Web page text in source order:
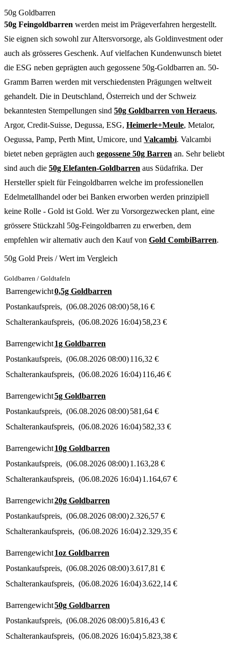
50g Goldbarren
50g Feingoldbarren werden meist im Prägeverfahren hergestellt.
Sie eignen sich sowohl zur Altersvorsorge, als Goldinvestment oder
auch als grösseres Geschenk. Auf vielfachen Kundenwunsch bietet
die ESG neben geprägten auch gegossene 50g-Goldbarren an. 50-
Gramm Barren werden mit verschiedensten Prägungen weltweit
gehandelt. Die in Deutschland, Österreich und der Schweiz
bekanntesten Stempellungen sind 50g Goldbarren von Heraeus,
Argor, Credit-Suisse, Degussa, ESG, Heimerle+Meule, Metalor,
Oegussa, Pamp, Perth Mint, Umicore, und Valcambi. Valcambi
bietet neben geprägten auch gegossene 50g Barren an. Sehr beliebt
sind auch die 50g Elefanten-Goldbarren aus Südafrika. Der
Hersteller spielt für Feingoldbarren welche im professionellen
Edelmetallhandel oder bei Banken erworben werden prinzipiell
keine Rolle - Gold ist Gold. Wer zu Vorsorgezwecken plant, eine
grössere Stückzahl 50g-Feingoldbarren zu erwerben, dem
empfehlen wir alternativ auch den Kauf von Gold CombiBarren.
50g Gold Preis / Wert im Vergleich
Goldbarren / Goldtafeln
Barrengewicht0,5g Goldbarren
Postankaufspreis
(06.08.2026 08:00)58,16 €
Schalterankaufspreis
(06.08.2026 16:04)58,23 €
Barrengewicht1g Goldbarren
Postankaufspreis
(06.08.2026 08:00)116,32 €
Schalterankaufspreis
(06.08.2026 16:04)116,46 €
Barrengewicht5g Goldbarren
Postankaufspreis
(06.08.2026 08:00)581,64 €
Schalterankaufspreis
(06.08.2026 16:04)582,33 €
Barrengewicht10g Goldbarren
Postankaufspreis
(06.08.2026 08:00)1.163,28 €
Schalterankaufspreis
(06.08.2026 16:04)1.164,67 €
Barrengewicht20g Goldbarren
Postankaufspreis
(06.08.2026 08:00)2.326,57 €
Schalterankaufspreis
(06.08.2026 16:04)2.329,35 €
Barrengewicht1oz Goldbarren
Postankaufspreis
(06.08.2026 08:00)3.617,81 €
Schalterankaufspreis
(06.08.2026 16:04)3.622,14 €
Barrengewicht50g Goldbarren
Postankaufspreis
(06.08.2026 08:00)5.816,43 €
Schalterankaufspreis
(06.08.2026 16:04)5.823,38 €